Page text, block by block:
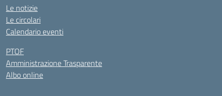
Le notizie
Le circolari
Calendario eventi
PTOF
Amministrazione Trasparente
Albo online